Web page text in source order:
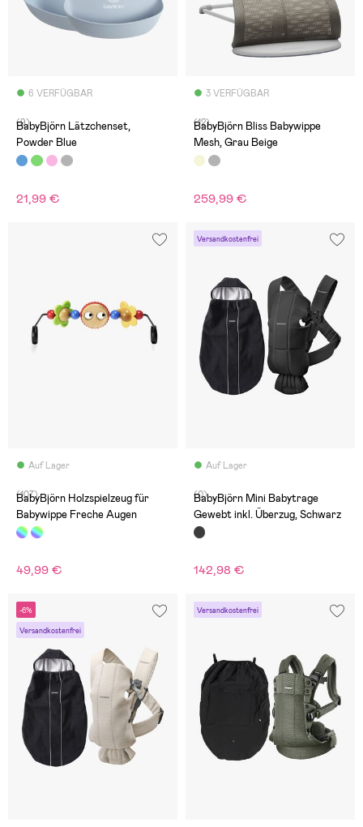
6 VERFÜGBAR
(9)
BabyBjörn Lätzchenset,
Powder Blue
21,99 €
3 VERFÜGBAR
(12)
BabyBjörn Bliss Babywippe
Mesh, Grau Beige
259,99 €
Auf Lager
(107)
BabyBjörn Holzspielzeug für
Babywippe Freche Augen
49,99 €
Versandkostenfrei
Auf Lager
(0)
BabyBjörn Mini Babytrage
Gewebt inkl. Überzug, Schwarz
142,98 €
-6%
Versandkostenfrei
Versandkostenfrei